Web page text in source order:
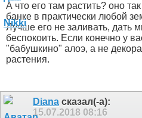
А что его там растить? оно
банке в практически любой
Лучше его не заливать, дать
беспокоить. Если конечно у
"бабушкино" алоэ, а не
растения.
Diana сказал(-а):
15.07.2018 08:16